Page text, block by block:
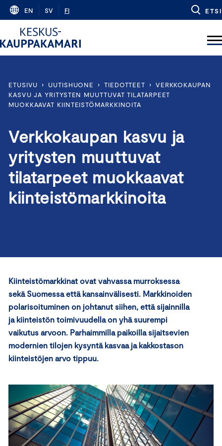
Skip
content
EN SV FI ETSI
ETUSIVU › UUTISHUONE › TIEDOTTEET › VERKKOKAUPAN
KASVU JA YRITYSTEN MUUTTUVAT TILATARPEET
MUOKKAAVAT KIINTEISTÖMARKKINOITA
Verkkokaupan kasvu ja
yritysten muuttuvat
tilatarpeet muokkaavat
kiinteistömarkkinoita
Kiinteistömarkkinat ovat vahvassa murroksessa
sekä Suomessa että kansainvälisesti. Markkinoiden
polarisoituminen on johtanut siihen, että sijainnilla
ja kiinteistön toimivuudella on yhä suurempi
vaikutus arvoon. Parhaimmilla paikoilla sijaitsevien
modernien tilojen kysyntä kasvaa ja kakkostason
kiinteistöjen arvo tippuu.